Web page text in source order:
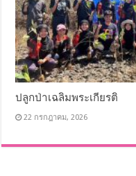
ปลูกป่าเฉลิมพระเกียรติ
22 กรกฎาคม, 2026